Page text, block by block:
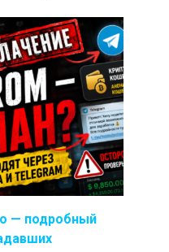
— подробный